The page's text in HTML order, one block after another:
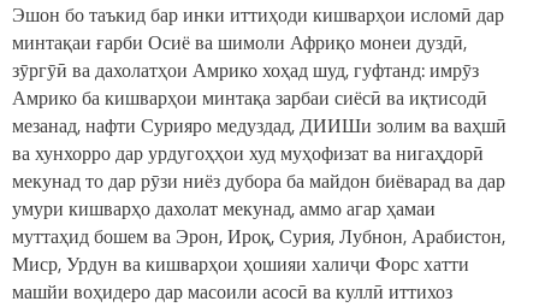
Эшон бо таъкид бар инки иттиҳоди кишварҳои исломӣ дар
минтақаи ғарби Осиё ва шимоли Африқо монеи дуздӣ,
зӯргӯӣ ва дахолатҳои Амрико хоҳад шуд, гуфтанд: имрӯз
Амрико ба кишварҳои минтақа зарбаи сиёсӣ ва иқтисодӣ
мезанад, нафти Сурияро медуздад, ДИИШи золим ва ваҳшӣ
ва хунхорро дар урдугоҳҳои худ муҳофизат ва нигаҳдорӣ
мекунад то дар рӯзи ниёз дубора ба майдон биёварад ва дар
умури кишварҳо дахолат мекунад, аммо агар ҳамаи
муттаҳид бошем ва Эрон, Ироқ, Сурия, Лубнон, Арабистон,
Миср, Урдун ва кишварҳои ҳошияи халиҷи Форс хатти
машйи воҳидеро дар масоили асосӣ ва куллӣ иттихоз